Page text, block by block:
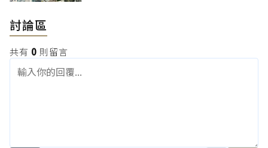
討論區
共有 0 則留言